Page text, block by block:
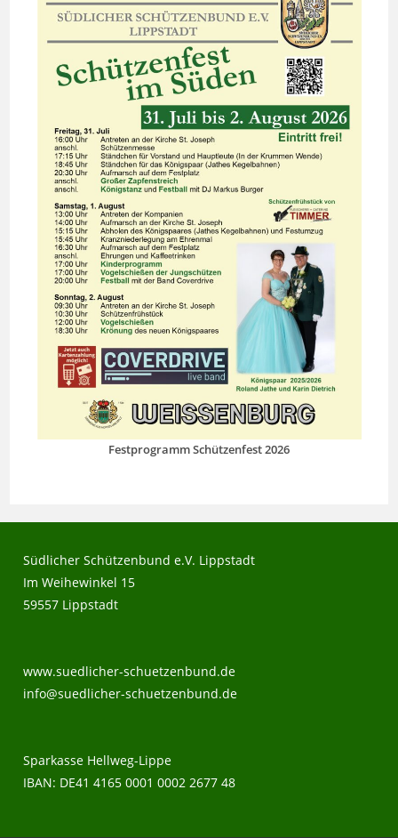
Festprogramm Schützenfest 2026
Südlicher Schützenbund e.V. Lippstadt
Im Weihewinkel 15
59557 Lippstadt
www.suedlicher-schuetzenbund.de
info@suedlicher-schuetzenbund.de
Sparkasse Hellweg-Lippe
IBAN: DE41 4165 0001 0002 2677 48